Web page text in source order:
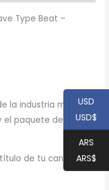
Type Beat –
la industria musical,
el paquete de Waves,
de tu canción
USD
USD$
ARS
ARS$